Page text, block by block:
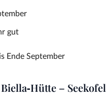
gut
Ende September
– Seekofel